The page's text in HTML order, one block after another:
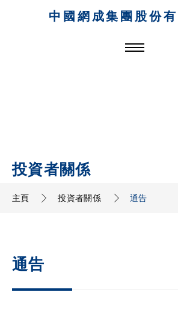
中國網成集團股份有
投資者關係
主頁 投資者關係 通告
通告